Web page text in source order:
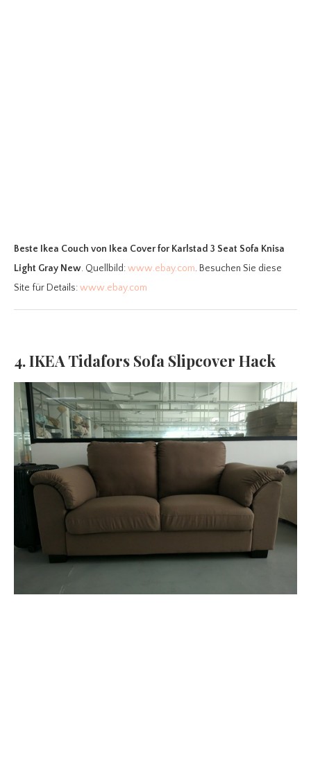
Beste Ikea Couch von Ikea Cover for Karlstad 3 Seat Sofa Knisa
Light Gray New. Quellbild:www.ebay.com. Besuchen Sie diese
Site für Details:www.ebay.com
4. IKEA Tidafors Sofa Slipcover Hack